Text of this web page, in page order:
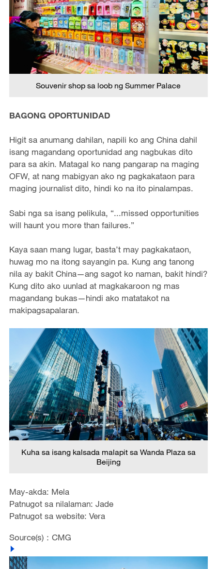
Souvenir shop sa loob ng Summer Palace
BAGONG OPORTUNIDAD
Higit sa anumang dahilan, napili ko ang China dahil
isang magandang oportunidad ang nagbukas dito
para sa akin. Matagal ko nang pangarap na maging
OFW, at nang mabigyan ako ng pagkakataon para
maging journalist dito, hindi ko na ito pinalampas.
Sabi nga sa isang pelikula, “...missed opportunities
will haunt you more than failures.”
Kaya saan mang lugar, basta’t may pagkakataon,
huwag mo na itong sayangin pa. Kung ang tanong
nila ay bakit China—ang sagot ko naman, bakit hindi?
Kung dito ako uunlad at magkakaroon ng mas
magandang bukas—hindi ako matatakot na
makipagsapalaran.
Kuha sa isang kalsada malapit sa Wanda Plaza sa
Beijing
May-akda: Mela
Patnugot sa nilalaman: Jade
Patnugot sa website: Vera
Source(s)：CMG